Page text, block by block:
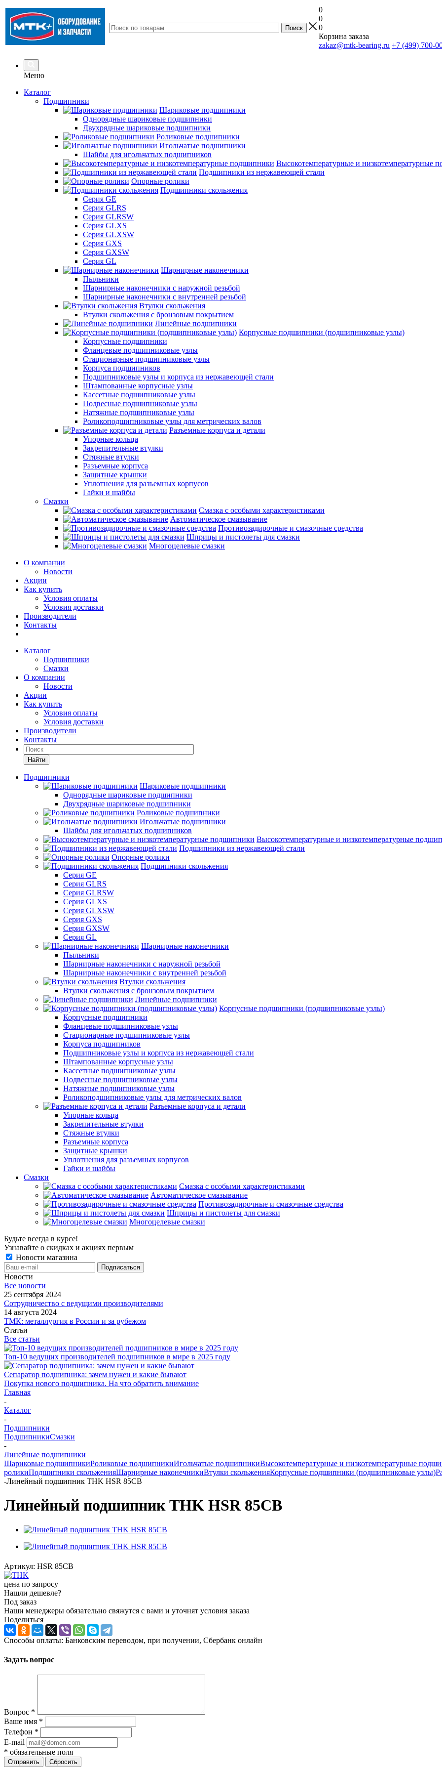
0
0
0
Корзина заказа
zakaz@mtk-bearing.ru +7 (499) 700-
Меню
Каталог
Подшипники
Шариковые подшипники
Однорядные шариковые подшипники
Двухрядные шариковые подшипники
Роликовые подшипники
Игольчатые подшипники
Шайбы для игольчатых подшипников
Высокотемпературные и низкотемпературные
Подшипники из нержавеющей стали
Опорные ролики
Подшипники скольжения
Серия GE
Серия GLRS
Серия GLRSW
Серия GLXS
Серия GLXSW
Серия GXS
Серия GXSW
Серия GL
Шарнирные наконечники
Пыльники
Шарнирные наконечники с наружной резьбой
Шарнирные наконечники с внутренней резьбой
Втулки скольжения
Втулки скольжения с бронзовым покрытием
Линейные подшипники
Корпусные подшипники (подшипниковые узлы)
Корпусные подшипники
Фланцевые подшипниковые узлы
Стационарные подшипниковые узлы
Корпуса подшипников
Подшипниковые узлы и корпуса из нержавеющей стали
Штампованные корпусные узлы
Кассетные подшипниковые узлы
Подвесные подшипниковые узлы
Натяжные подшипниковые узлы
Роликоподшипниковые узлы для метрических валов
Разъемные корпуса и детали
Упорные кольца
Закрепительные втулки
Стяжные втулки
Разъемные корпуса
Защитные крышки
Уплотнения для разъемных корпусов
Гайки и шайбы
Смазки
Смазка с особыми характеристиками
Автоматическое смазывание
Противозадирочные и смазочные средства
Шприцы и пистолеты для смазки
Многоцелевые смазки
О компании
Новости
Акции
Как купить
Условия оплаты
Условия доставки
Производители
Контакты
Каталог
Подшипники
Смазки
О компании
Новости
Акции
Как купить
Условия оплаты
Условия доставки
Производители
Контакты
Найти
Подшипники
Шариковые подшипники
Однорядные шариковые подшипники
Двухрядные шариковые подшипники
Роликовые подшипники
Игольчатые подшипники
Шайбы для игольчатых подшипников
Высокотемпературные и низкотемпературные
Подшипники из нержавеющей стали
Опорные ролики
Подшипники скольжения
Серия GE
Серия GLRS
Серия GLRSW
Серия GLXS
Серия GLXSW
Серия GXS
Серия GXSW
Серия GL
Шарнирные наконечники
Пыльники
Шарнирные наконечники с наружной резьбой
Шарнирные наконечники с внутренней резьбой
Втулки скольжения
Втулки скольжения с бронзовым покрытием
Линейные подшипники
Корпусные подшипники (подшипниковые узлы)
Корпусные подшипники
Фланцевые подшипниковые узлы
Стационарные подшипниковые узлы
Корпуса подшипников
Подшипниковые узлы и корпуса из нержавеющей стали
Штампованные корпусные узлы
Кассетные подшипниковые узлы
Подвесные подшипниковые узлы
Натяжные подшипниковые узлы
Роликоподшипниковые узлы для метрических валов
Разъемные корпуса и детали
Упорные кольца
Закрепительные втулки
Стяжные втулки
Разъемные корпуса
Защитные крышки
Уплотнения для разъемных корпусов
Гайки и шайбы
Смазки
Смазка с особыми характеристиками
Автоматическое смазывание
Противозадирочные и смазочные средства
Шприцы и пистолеты для смазки
Многоцелевые смазки
Будьте всегда в курсе!
Узнавайте о скидках и акциях первым
Новости магазина
Новости
Все новости
25 сентября 2024
Сотрудничество с ведущими производителями
14 августа 2024
ТМК: металлургия в России и за рубежом
Статьи
Все статьи
Топ-10 ведущих производителей подшипников в мире в 2025 году
Сепаратор подшипника: зачем нужен и какие бывают
Покупка нового подшипника. На что обратить внимание
Главная
-
Каталог
-
Подшипники
ПодшипникиСмазки
-
Линейные подшипники
Шариковые подшипникиРоликовые подшипникиИгольчатые подшипникиВысокотемпературные и низкотемпературные
роликиПодшипники скольженияШарнирные наконечникиВтулки скольженияКорпусные подшипники (подшипниковые узлы)
-Линейный подшипник THK HSR 85CB
Линейный подшипник THK HSR 85CB
Артикул: HSR 85CB
цена по запросу
Нашли дешевле?
Под заказ
Наши менеджеры обязательно свяжутся с вами и уточнят условия заказа
Поделиться
Способы оплаты: Банковским переводом, при получении, Сбербанк онлайн
Задать вопрос
Вопрос *
Ваше имя *
Телефон *
E-mail
* обязательные поля
Отправить Сбросить